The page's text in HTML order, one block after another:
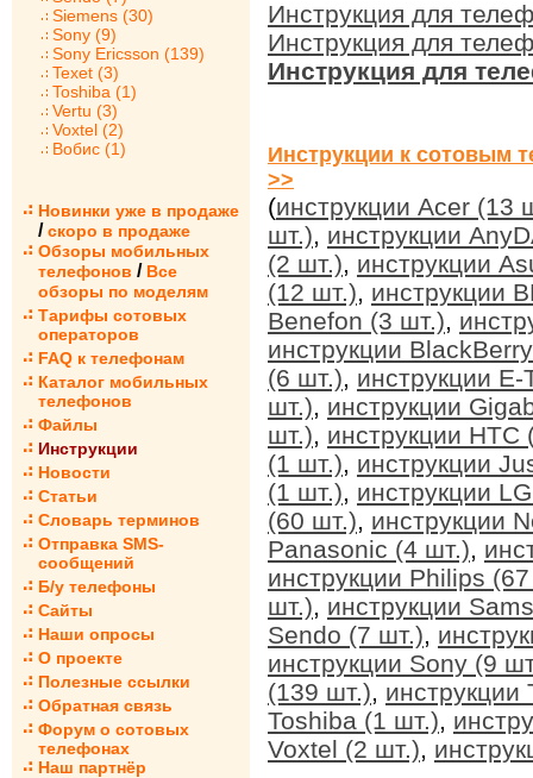
Siemens (30)
Sony (9)
Sony Ericsson (139)
Texet (3)
Toshiba (1)
Vertu (3)
Voxtel (2)
Вобис (1)
Новинки уже в продаже
/ скоро в продаже
Обзоры мобильных
телефонов / Все
обзоры по моделям
Тарифы сотовых
операторов
FAQ к телефонам
Каталог мобильных
телефонов
Файлы
Инструкции
Новости
Статьи
Словарь терминов
Отправка SMS-
сообщений
Б/у телефоны
Сайты
Наши опросы
О проекте
Полезные ссылки
Обратная связь
Форум о сотовых
телефонах
Наш партнёр
Инструкция для
Инструкция для
Инструкция для
Инструкции к сотовым
>>
(инструкции Acer (13
шт.), инструкции
(2 шт.), инструкции
(12 шт.), инструкции
Benefon (3 шт.),
инструкции
(6 шт.), инструкции
шт.), инструкции
шт.), инструкции HTC
(1 шт.), инструкции
(1 шт.), инструкции
(60 шт.), инструкции
Panasonic (4 шт.),
инструкции Philips
шт.), инструкции
Sendo (7 шт.),
инструкции Sony (9
(139 шт.), инструкции
Toshiba (1 шт.),
Voxtel (2 шт.),